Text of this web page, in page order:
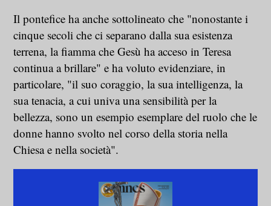
Il pontefice ha anche sottolineato che "nonostante i
cinque secoli che ci separano dalla sua esistenza
terrena, la fiamma che Gesù ha acceso in Teresa
continua a brillare" e ha voluto evidenziare, in
particolare, "il suo coraggio, la sua intelligenza, la
sua tenacia, a cui univa una sensibilità per la
bellezza, sono un esempio esemplare del ruolo che le
donne hanno svolto nel corso della storia nella
Chiesa e nella società".